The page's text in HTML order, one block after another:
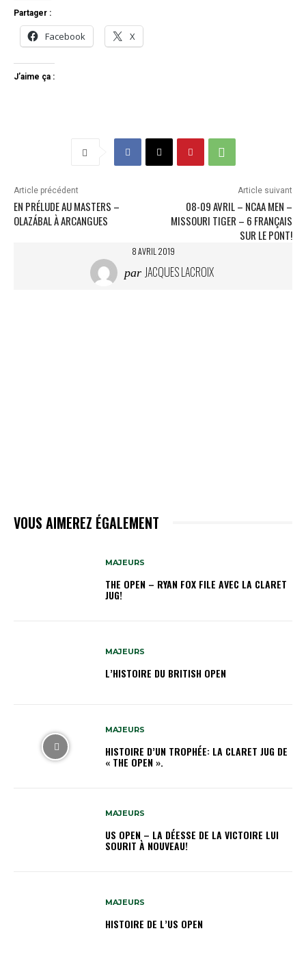
Partager :
Facebook X
J’aime ça :
Article précédent
EN PRÉLUDE AU MASTERS –
OLAZÁBAL À ARCANGUES
Article suivant
08-09 AVRIL – NCAA MEN –
MISSOURI TIGER – 6 FRANÇAIS
SUR LE PONT!
8 AVRIL 2019
par JACQUES LACROIX
VOUS AIMEREZ ÉGALEMENT
MAJEURS
THE OPEN – RYAN FOX FILE AVEC LA CLARET
JUG!
MAJEURS
L’HISTOIRE DU BRITISH OPEN
MAJEURS
HISTOIRE D’UN TROPHÉE: LA CLARET JUG DE
« THE OPEN ».
MAJEURS
US OPEN – LA DÉESSE DE LA VICTOIRE LUI
SOURIT À NOUVEAU!
MAJEURS
HISTOIRE DE L’US OPEN